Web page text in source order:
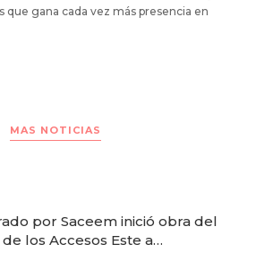
que gana cada vez más presencia en
MAS NOTICIAS
por Saceem inició obra del
los Accesos Este a